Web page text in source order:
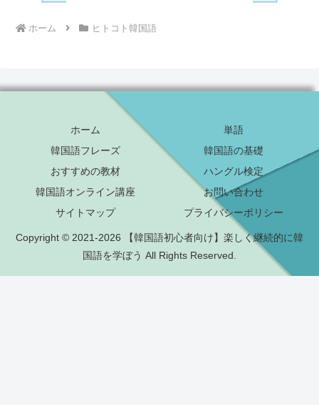
ホーム ヒトコト韓国語
ホーム
単語
韓国語フレーズ
韓国語の基礎
おすすめの教材
ハングル検定
韓国語オンライン講座
お問い合わせ
サイトマップ
プライバシーポリシー
Copyright © 2021-2026 【韓国語初心者向け】楽しく継続的に韓
国語を学ぼう All Rights Reserved.